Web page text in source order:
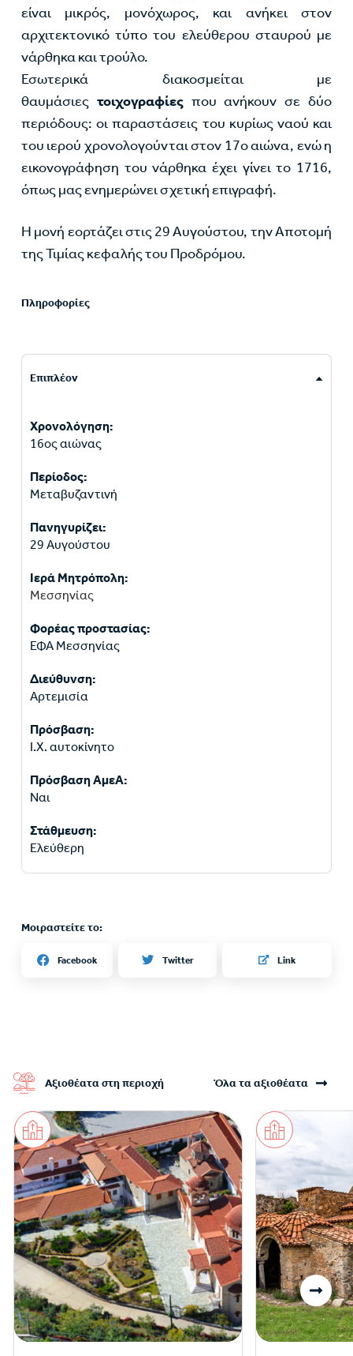
είναι μικρός, μονόχωρος, και ανήκει στον
αρχιτεκτονικό τύπο του ελεύθερου σταυρού με
νάρθηκα και τρούλο.
Εσωτερικά διακοσμείται με
θαυμάσιες τοιχογραφίεςπου ανήκουν σε δύο
περιόδους: οι παραστάσεις του κυρίως ναού και
του ιερού χρονολογούνται στον 17ο αιώνα, ενώ η
εικονογράφηση του νάρθηκα έχει γίνει το 1716,
όπως μας ενημερώνει σχετική επιγραφή.
Η μονή εορτάζει στις 29 Αυγούστου, την Αποτομή
της Τιμίας κεφαλής του Προδρόμου.
Πληροφορίες
Επιπλέον
Χρονολόγηση:
16ος αιώνας
Περίοδος:
Μεταβυζαντινή
Πανηγυρίζει:
29 Αυγούστου
Ιερά Μητρόπολη:
Μεσσηνίας
Φορέας προστασίας:
ΕΦΑ Μεσσηνίας
Διεύθυνση:
Αρτεμισία
Πρόσβαση:
Ι.Χ. αυτοκίνητο
Πρόσβαση ΑμεΑ:
Ναι
Στάθμευση:
Ελεύθερη
Μοιραστείτε το:
Facebook Twitter Link
Αξιοθέατα στη περιοχή Όλα τα αξιοθέατα